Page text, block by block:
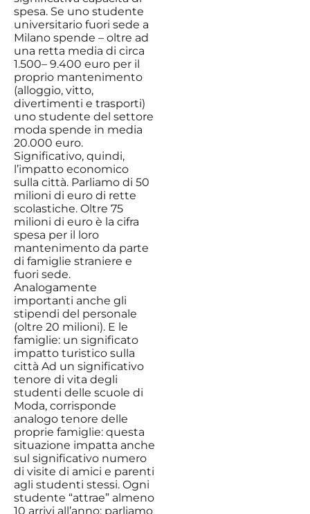
spesa. Se uno studente
universitario fuori sede a
Milano spende – oltre ad
una retta media di circa
1.500– 9.400 euro per il
proprio mantenimento
(alloggio, vitto,
divertimenti e trasporti)
uno studente del settore
moda spende in media
20.000 euro.
Significativo, quindi,
l’impatto economico
sulla città. Parliamo di 50
milioni di euro di rette
scolastiche. Oltre 75
milioni di euro è la cifra
spesa per il loro
mantenimento da parte
di famiglie straniere e
fuori sede.
Analogamente
importanti anche gli
stipendi del personale
(oltre 20 milioni). E le
famiglie: un significato
impatto turistico sulla
città Ad un significativo
tenore di vita degli
studenti delle scuole di
Moda, corrisponde
analogo tenore delle
proprie famiglie: questa
situazione impatta anche
sul significativo numero
di visite di amici e parenti
agli studenti stessi. Ogni
studente “attrae” almeno
10 arrivi all’anno: parliamo